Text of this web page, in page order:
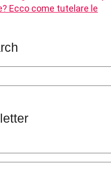
Ecco come tutelare le